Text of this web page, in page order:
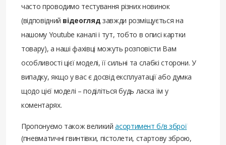
часто проводимо тестування різних новинок
(відповідний відеогляд завжди розміщується на
нашому Youtube каналі і тут, тобто в описі картки
товару), а наші фахівці можуть розповісти Вам
особливості цієї моделі, її сильні та слабкі сторони. У
випадку, якщо у вас є досвід експлуатації або думка
щодо цієї моделі – поділіться будь ласка їм у
коментарях.
Пропонуємо також великийасортимент б/в зброї
(пневматичні гвинтівки, пістолети, стартову зброю,